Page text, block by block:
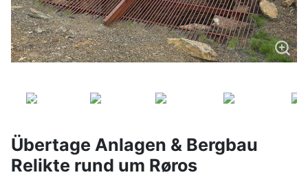
Übertage Anlagen & Bergbau
Relikte rund um Røros